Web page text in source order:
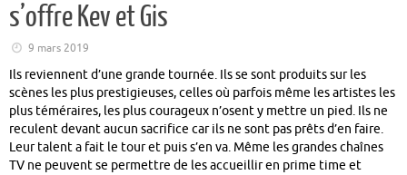
s’offre Kev et Gis
9 mars 2019
Ils reviennent d’une grande tournée. Ils se sont produits sur les
scènes les plus prestigieuses, celles où parfois même les artistes les
plus téméraires, les plus courageux n’osent y mettre un pied. Ils ne
reculent devant aucun sacrifice car ils ne sont pas prêts d’en faire.
Leur talent a fait le tour et puis s’en va. Même les grandes chaînes
TV ne peuvent se permettre de les accueillir en prime time et